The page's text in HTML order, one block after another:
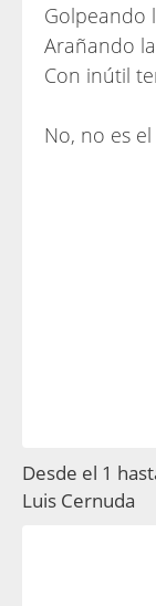
Golpeando
Arañando
Con inútil
No, no es
Desde el 1
Luis Cernuda